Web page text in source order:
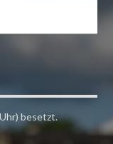
besetzt.